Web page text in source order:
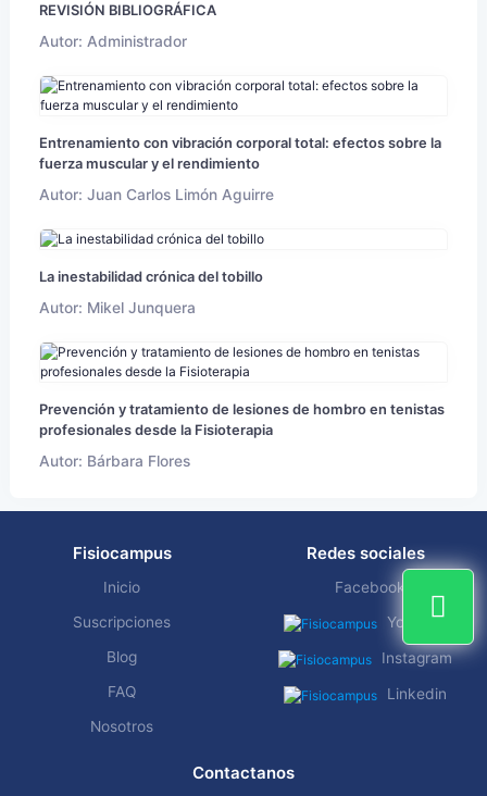
REVISIÓN BIBLIOGRÁFICA
Autor: Administrador
Entrenamiento con vibración corporal total: efectos sobre la
fuerza muscular y el rendimiento
Autor: Juan Carlos Limón Aguirre
La inestabilidad crónica del tobillo
Autor: Mikel Junquera
Prevención y tratamiento de lesiones de hombro en tenistas
profesionales desde la Fisioterapia
Autor: Bárbara Flores
Fisiocampus
Inicio
Suscripciones
Blog
FAQ
Nosotros
Redes sociales
Facebook
YouTube
Instagram
Linkedin
Contactanos